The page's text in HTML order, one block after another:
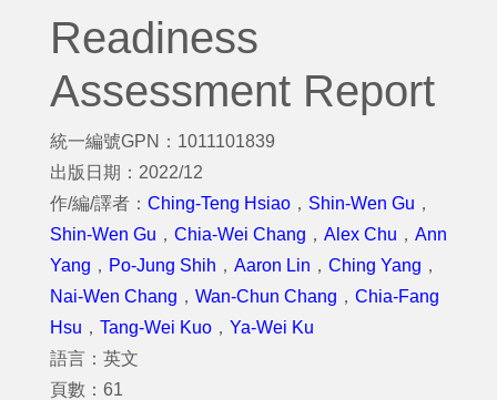
Readiness
Assessment Report
統一編號GPN：1011101839
出版日期：2022/12
作/編/譯者： Ching-Teng Hsiao ， Shin-Wen Gu ，
Shin-Wen Gu ， Chia-Wei Chang ， Alex Chu ， Ann
Yang ， Po-Jung Shih ， Aaron Lin ， Ching Yang ，
Nai-Wen Chang ， Wan-Chun Chang ， Chia-Fang
Hsu ， Tang-Wei Kuo ， Ya-Wei Ku
語言：英文
頁數：61